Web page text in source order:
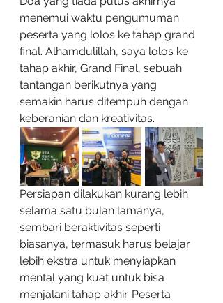
menemui waktu pengumuman
peserta yang lolos ke tahap grand
final. Alhamdulillah, saya lolos ke
tahap akhir, Grand Final, sebuah
tantangan berikutnya yang
semakin harus ditempuh dengan
keberanian dan kreativitas.
Persiapan dilakukan kurang lebih
selama satu bulan lamanya,
sembari beraktivitas seperti
biasanya, termasuk harus belajar
lebih ekstra untuk menyiapkan
mental yang kuat untuk bisa
menjalani tahap akhir. Peserta